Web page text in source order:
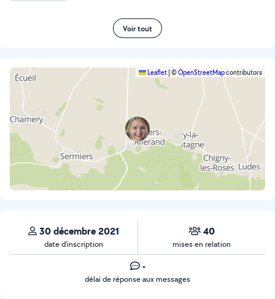
Voir tout
Leaflet ©OpenStreetMapcontributors
30 décembre 2021
date d’inscription
40
mises en relation
-
délai de réponse aux messages